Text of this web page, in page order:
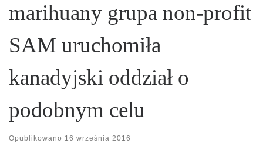
marihuany grupa non-profit
SAM uruchomiła
kanadyjski oddział o
podobnym celu
Opublikowano 16 września 2016